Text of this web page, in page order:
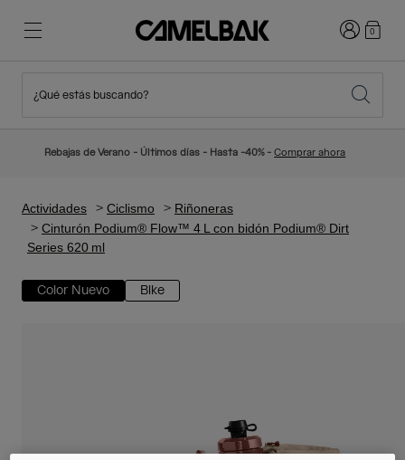
Novedades
Chalecos Hidratación
Senderismo
Adiós a los desechables
Iniciar0
¿Qué estás buscando?
Rebajas de Verano - Últimos días - Hasta -40% -Comprar ahora
Actividades Ciclismo
Riñoneras
Cinturón Podium® Flow™ 4 L con bidón Podium® Dirt
Series 620 ml
Color Nuevo Bike